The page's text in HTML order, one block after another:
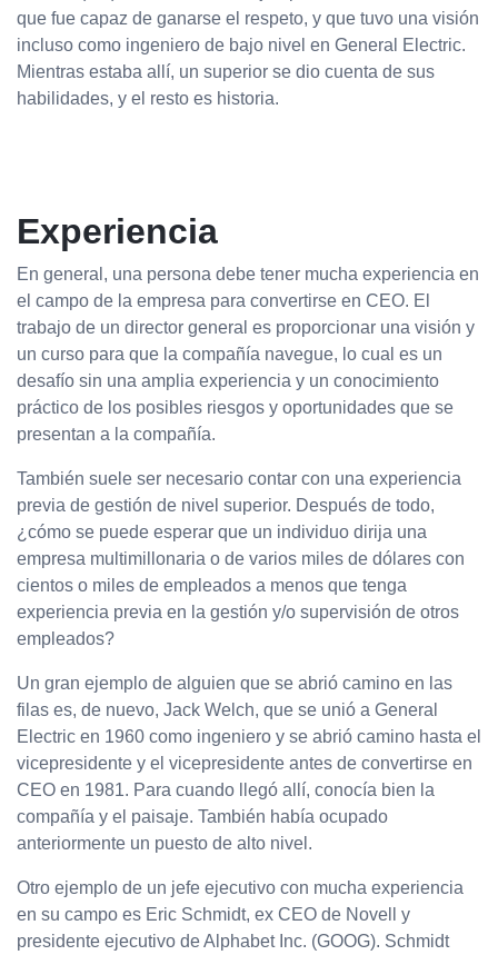
que fue capaz de ganarse el respeto, y que tuvo una visión
incluso como ingeniero de bajo nivel en General Electric.
Mientras estaba allí, un superior se dio cuenta de sus
habilidades, y el resto es historia.
Experiencia
En general, una persona debe tener mucha experiencia en
el campo de la empresa para convertirse en CEO. El
trabajo de un director general es proporcionar una visión y
un curso para que la compañía navegue, lo cual es un
desafío sin una amplia experiencia y un conocimiento
práctico de los posibles riesgos y oportunidades que se
presentan a la compañía.
También suele ser necesario contar con una experiencia
previa de gestión de nivel superior. Después de todo,
¿cómo se puede esperar que un individuo dirija una
empresa multimillonaria o de varios miles de dólares con
cientos o miles de empleados a menos que tenga
experiencia previa en la gestión y/o supervisión de otros
empleados?
Un gran ejemplo de alguien que se abrió camino en las
filas es, de nuevo, Jack Welch, que se unió a General
Electric en 1960 como ingeniero y se abrió camino hasta el
vicepresidente y el vicepresidente antes de convertirse en
CEO en 1981. Para cuando llegó allí, conocía bien la
compañía y el paisaje. También había ocupado
anteriormente un puesto de alto nivel.
Otro ejemplo de un jefe ejecutivo con mucha experiencia
en su campo es Eric Schmidt, ex CEO de Novell y
presidente ejecutivo de Alphabet Inc. (GOOG). Schmidt